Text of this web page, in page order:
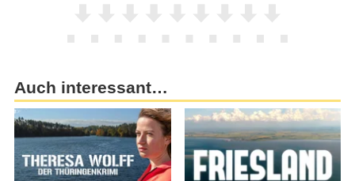
Auch interessant…